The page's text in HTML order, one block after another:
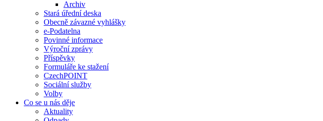
Archiv
Stará úřední deska
Obecně závazné vyhlášky
e-Podatelna
Povinné informace
Výroční zprávy
Příspěvky
Formuláře ke stažení
CzechPOINT
Sociální služby
Volby
Co se u nás děje
Aktuality